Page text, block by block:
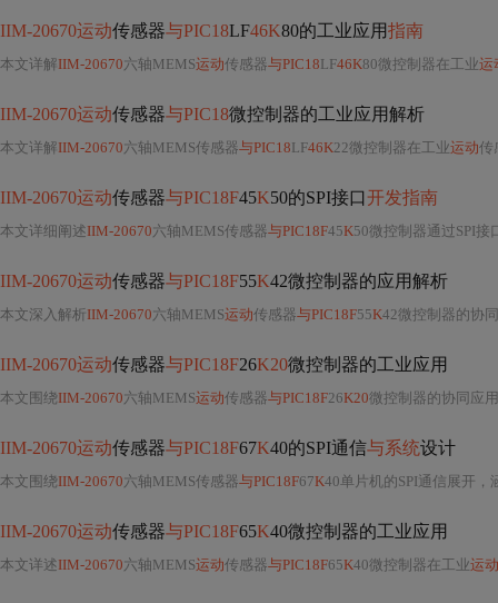
IIM-20670运动传感器与PIC18LF46K80的工业应用指南
本文详解IIM-20670 六轴MEMS运动传感器与PIC18LF46K80微控制器在工业运
IIM-20670运动传感器与PIC18微控制器的工业应用解析
本文详解IIM-20670 六轴MEMS传感器与PIC18LF46K22微控制器在工业运动传感中
IIM-20670运动传感器与PIC18F45K50的SPI接口开发指南
本文详细阐述IIM-20670 六轴MEMS传感器与PIC18F45K50微控制器通过SPI接
IIM-20670运动传感器与PIC18F55K42微控制器的应用解析
本文深入解析IIM-20670 六轴MEMS运动传感器与PIC18F55K42微控制器的协
IIM-20670运动传感器与PIC18F26K20微控制器的工业应用
本文围绕IIM-20670 六轴MEMS运动传感器与PIC18F26K20微控制器的协同应
IIM-20670运动传感器与PIC18F67K40的SPI通信与系统设计
本文围绕IIM-20670 六轴MEMS传感器与PIC18F67K40单片机的SPI通信展开，涵盖硬件设计（PCB布局、电源管理）、软件实现
IIM-20670运动传感器与PIC18F65K40微控制器的工业应用
本文详述IIM-20670 六轴MEMS运动传感器与PIC18F65K40微控制器在工业运动